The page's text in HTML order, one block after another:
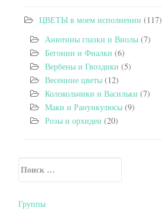
ЦВЕТЫ в моем исполнении (117)
Анютины глазки и Виолы (7)
Бегонии и Фиалки (6)
Вербены и Гвоздики (5)
Весенние цветы (12)
Колокольчики и Васильки (7)
Маки и Ранункулюсы (9)
Розы и орхидеи (20)
Secondary Sidebar
Искать:
Группы